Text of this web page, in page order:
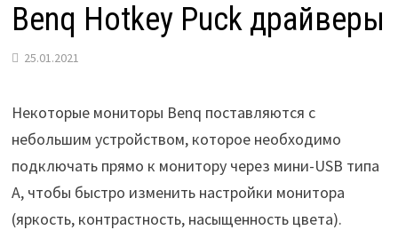
Benq Hotkey Puck драйверы
25.01.2021
Некоторые мониторы Benq поставляются с
небольшим устройством, которое необходимо
подключать прямо к монитору через мини-USB типа
A, чтобы быстро изменить настройки монитора
(яркость, контрастность, насыщенность цвета).